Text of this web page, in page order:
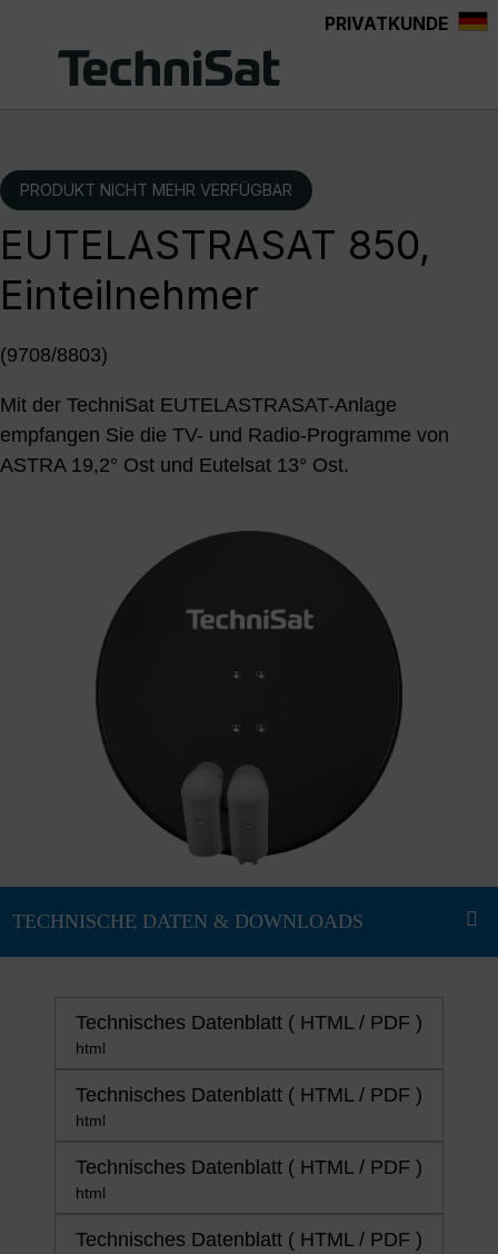
PRIVATKUNDE
PRODUKT NICHT MEHR VERFÜGBAR
EUTELASTRASAT 850,
Einteilnehmer
(9708/8803)
Mit der TechniSat EUTELASTRASAT-Anlage
empfangen Sie die TV- und Radio-Programme von
ASTRA 19,2° Ost und Eutelsat 13° Ost.
Technisches Datenblatt ( HTML / PDF )
html
Technisches Datenblatt ( HTML / PDF )
html
Technisches Datenblatt ( HTML / PDF )
html
Technisches Datenblatt ( HTML / PDF )